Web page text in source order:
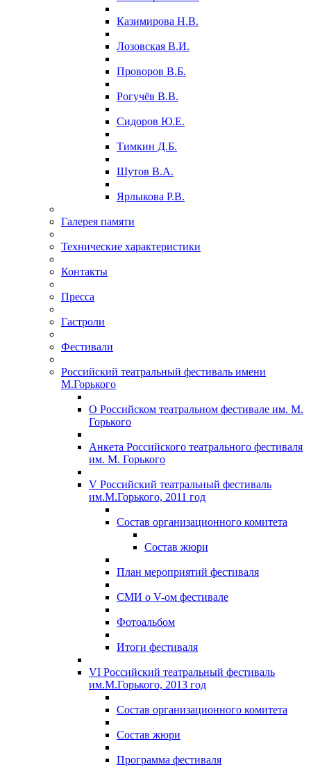
Казимирова Н.В.
Лозовская В.И.
Проворов В.Б.
Рогучёв В.В.
Сидоров Ю.Е.
Тимкин Д.Б.
Шутов В.А.
Ярлыкова Р.В.
Галерея памяти
Технические характеристики
Контакты
Пресса
Гастроли
Фестивали
Российский театральный фестиваль имени
М.Горького
О Российском театральном фестивале им. М.
Горького
Анкета Российского театрального фестиваля
им. М. Горького
V Российский театральный фестиваль
им.М.Горького, 2011 год
Состав организационного комитета
Состав жюри
План мероприятий фестиваля
СМИ о V-ом фестивале
Фотоальбом
Итоги фестиваля
VI Российский театральный фестиваль
им.М.Горького, 2013 год
Состав организационного комитета
Состав жюри
Программа фестиваля